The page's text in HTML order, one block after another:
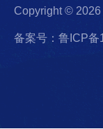
Copyright ©
备案号：鲁ICP备